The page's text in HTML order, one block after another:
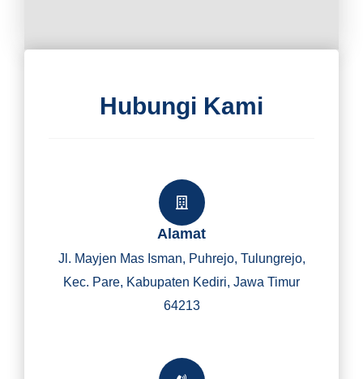
Hubungi Kami
Alamat
Jl. Mayjen Mas Isman, Puhrejo, Tulungrejo,
Kec. Pare, Kabupaten Kediri, Jawa Timur
64213